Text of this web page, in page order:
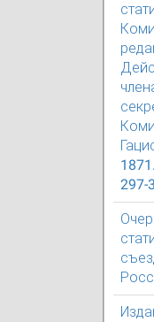
297-